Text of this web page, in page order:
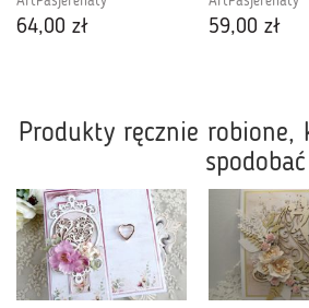
64,00 zł 59,00 zł
Produkty ręcznie robione,
spodobać